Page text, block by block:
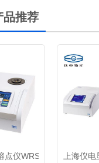
品推荐
点仪WRS-2C 上海仪